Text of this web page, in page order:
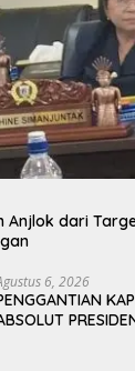
Anjlok dari
6, 2026